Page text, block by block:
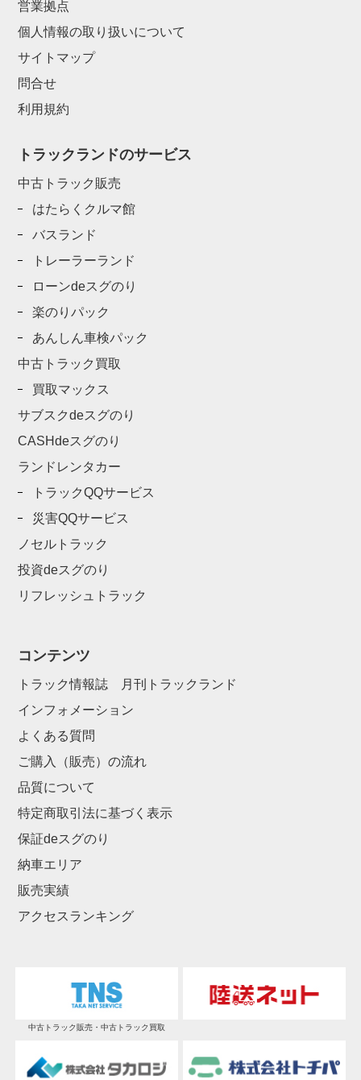
営業拠点
個人情報の取り扱いについて
サイトマップ
問合せ
利用規約
トラックランドのサービス
中古トラック販売
はたらくクルマ館
バスランド
トレーラーランド
ローンdeスグのり
楽のりパック
あんしん車検パック
中古トラック買取
買取マックス
サブスクdeスグのり
CASHdeスグのり
ランドレンタカー
トラックQQサービス
災害QQサービス
ノセルトラック
投資deスグのり
リフレッシュトラック
コンテンツ
トラック情報誌 月刊トラックランド
インフォメーション
よくある質問
ご購入（販売）の流れ
品質について
特定商取引法に基づく表示
保証deスグのり
納車エリア
販売実績
アクセスランキング
中古トラック販売・中古トラック買取